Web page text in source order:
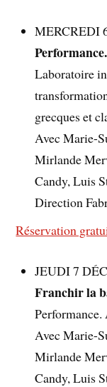
MERCREDI
Laboratoire
grecques et
Avec Marie-
Mirlande
Candy, Luis
Direction
Réservation
JEUDI 7
Franchir la
Avec Marie-
Mirlande
Candy, Luis